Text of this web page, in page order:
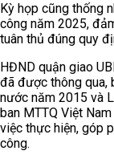
Kỳ họp cũng thống
công năm 2025,
tuân thủ đúng quy
HĐND quận giao
đã được thông qua,
nước năm 2015 và
ban MTTQ Việt
việc thực hiện, góp
công.